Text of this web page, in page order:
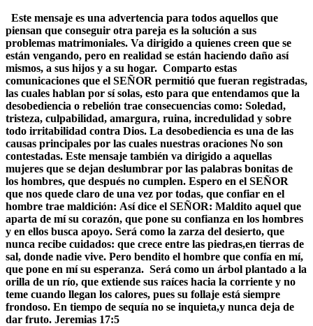
Este mensaje es una advertencia para todos aquellos que
piensan que conseguir otra pareja es la solución a sus
problemas matrimoniales. Va dirigido a quienes creen que se
están vengando, pero en realidad se están haciendo daño así
mismos, a sus hijos y a su hogar. Comparto estas
comunicaciones que el SEÑOR permitió que fueran registradas,
las cuales hablan por sí solas, esto para que entendamos que la
desobediencia o rebelión trae consecuencias como: Soledad,
tristeza, culpabilidad, amargura, ruina, incredulidad y sobre
todo irritabilidad contra Dios. La desobediencia es una de las
causas principales por las cuales nuestras oraciones No son
contestadas. Este mensaje también va dirigido a aquellas
mujeres que se dejan deslumbrar por las palabras bonitas de
los hombres, que después no cumplen. Espero en el SEÑOR
que nos quede claro de una vez por todas, que confiar en el
hombre trae maldición: Así dice el SEÑOR: Maldito aquel que
aparta de mí su corazón, que pone su confianza en los hombres
y en ellos busca apoyo. Será como la zarza del desierto, que
nunca recibe cuidados: que crece entre las piedras,en tierras de
sal, donde nadie vive. Pero bendito el hombre que confía en mí,
que pone en mí su esperanza. Será como un árbol plantado a la
orilla de un río, que extiende sus raíces hacia la corriente y no
teme cuando llegan los calores, pues su follaje está siempre
frondoso. En tiempo de sequía no se inquieta,y nunca deja de
dar fruto. Jeremias 17:5